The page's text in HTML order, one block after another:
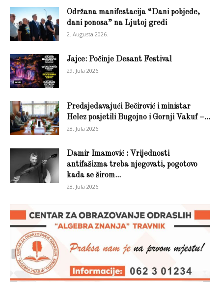
Održana manifestacija “Dani pobjede,
dani ponosa” na Ljutoj gredi
2. Augusta 2026.
Jajce: Počinje Desant Festival
29. Jula 2026.
Predsjedavajući Bečirović i ministar
Helez posjetili Bugojno i Gornji Vakuf –...
28. Jula 2026.
Damir Imamović : Vrijednosti
antifašizma treba njegovati, pogotovo
kada se širom...
28. Jula 2026.